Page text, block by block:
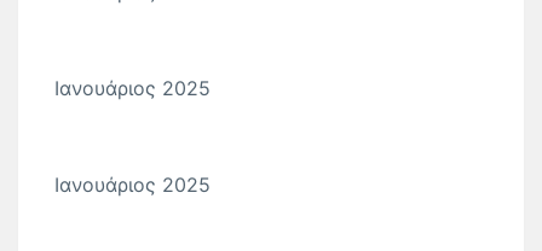
Ιανουάριος 2025
Ιανουάριος 2025